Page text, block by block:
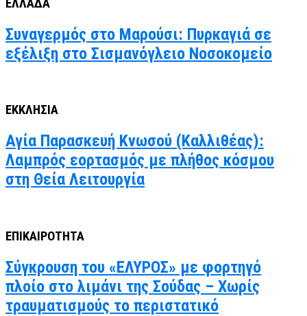
ΕΛΛΑΔΑ
Συναγερμός στο Μαρούσι: Πυρκαγιά σε
εξέλιξη στο Σισμανόγλειο Νοσοκομείο
ΕΚΚΛΗΣΙΑ
Αγία Παρασκευή Κνωσού (Καλλιθέας):
Λαμπρός εορτασμός με πλήθος κόσμου
στη Θεία Λειτουργία
ΕΠΙΚΑΙΡΟΤΗΤΑ
Σύγκρουση του «ΕΛΥΡΟΣ» με φορτηγό
πλοίο στο λιμάνι της Σούδας – Χωρίς
τραυματισμούς το περιστατικό